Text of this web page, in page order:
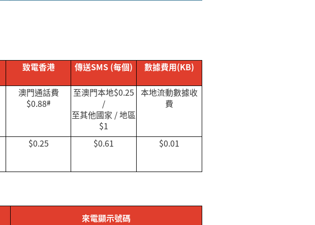
致電香港 傳送SMS (每個) 數據費用(KB)
澳門通話費
$0.88#
至澳門本地$0.25
/
至其他國家 /地區
$1
本地流動數據收
費
$0.25 $0.61 $0.01
來電顯示號碼